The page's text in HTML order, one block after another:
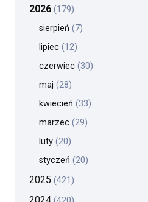
2026 (179)
sierpień (7)
lipiec (12)
czerwiec (30)
maj (28)
kwiecień (33)
marzec (29)
luty (20)
styczeń (20)
2025 (421)